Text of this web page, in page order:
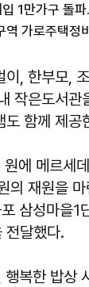
, 한부모,
작은도서관
도 함께 제공
에 메르세
의 재원을
삼성마을1
전달했다.
복한 밥상